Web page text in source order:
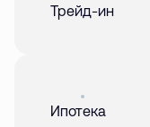
Трейд-ин
Ипотека